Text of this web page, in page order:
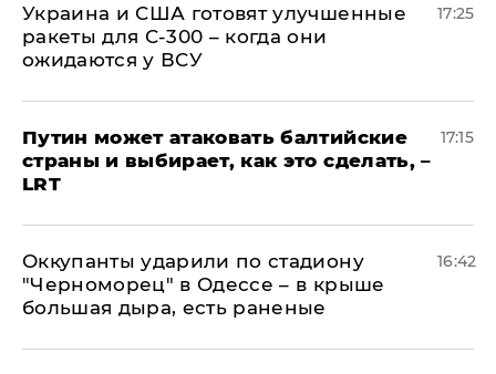
Украина и США готовят улучшенные
ракеты для С-300 – когда они
ожидаются у ВСУ
17:25
Путин может атаковать балтийские
страны и выбирает, как это сделать, –
LRT
17:15
Оккупанты ударили по стадиону
"Черноморец" в Одессе – в крыше
большая дыра, есть раненые
16:42